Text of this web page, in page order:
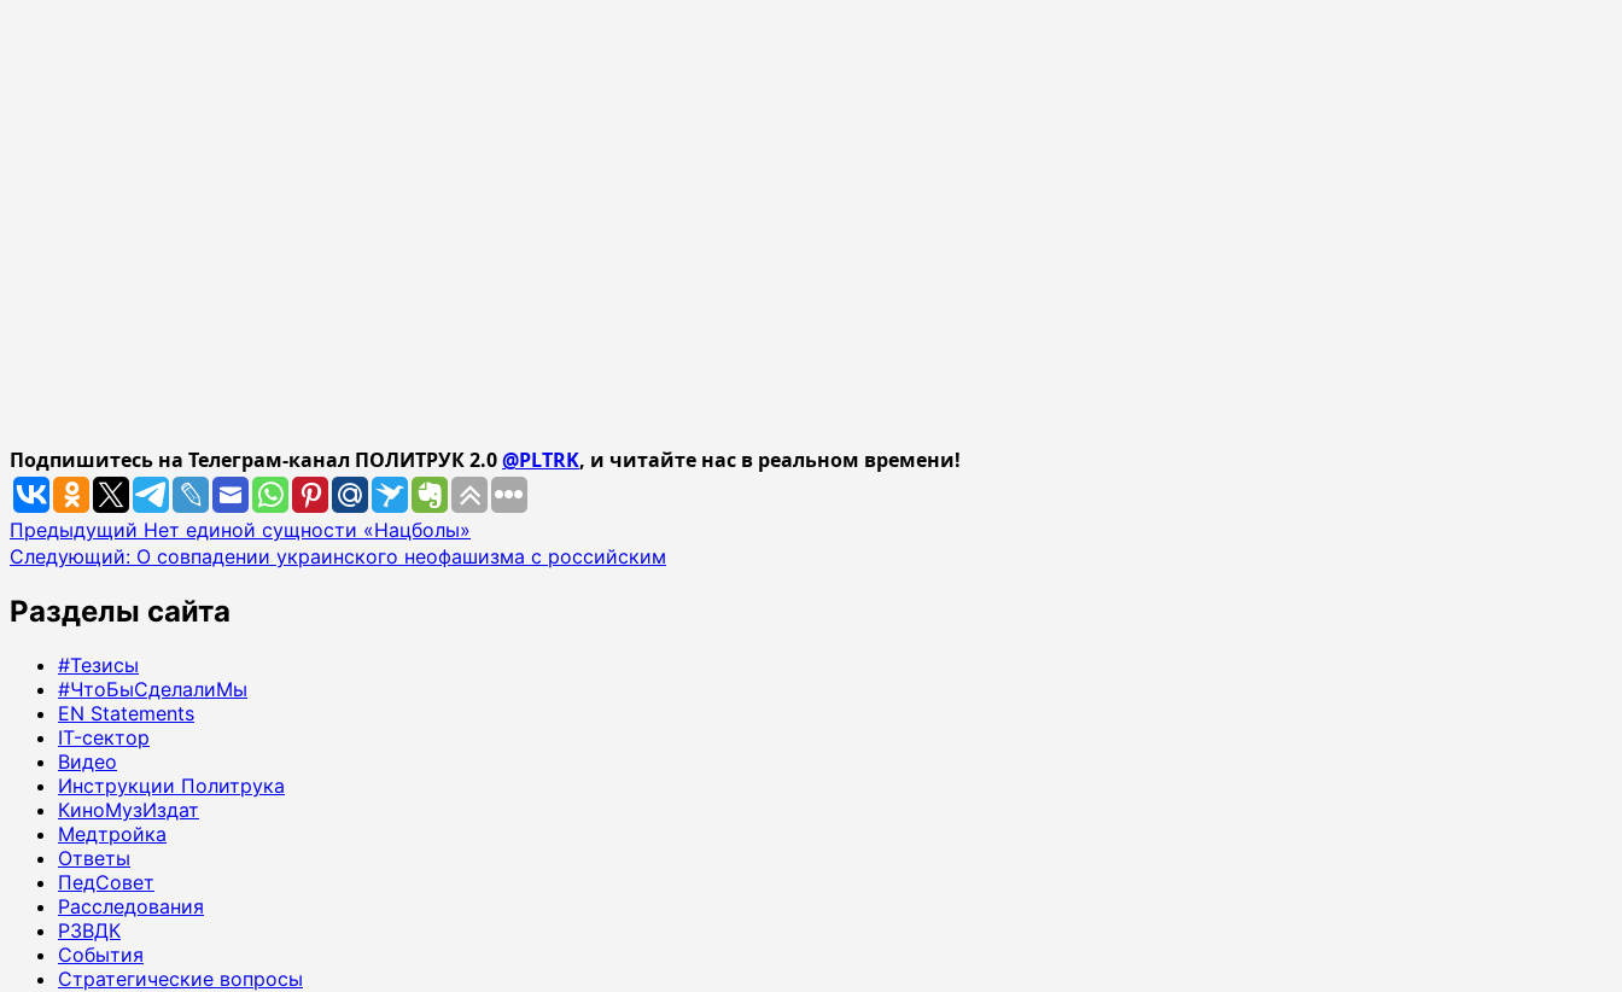
Подпишитесь на Телеграм-канал ПОЛИТРУК 2.0@PLTRK, и читайте нас в реальном времени!
Навигация
записи
Предыдущий Нет единой сущности «Нацболы»
Следующий: О совпадении украинского неофашизма с российским
Разделы сайта
#Тезисы
#ЧтоБыСделалиМы
EN Statements
IT-сектор
Видео
Инструкции Политрука
КиноМузИздат
Медтройка
Ответы
ПедСовет
Расследования
РЗВДК
События
Стратегические вопросы